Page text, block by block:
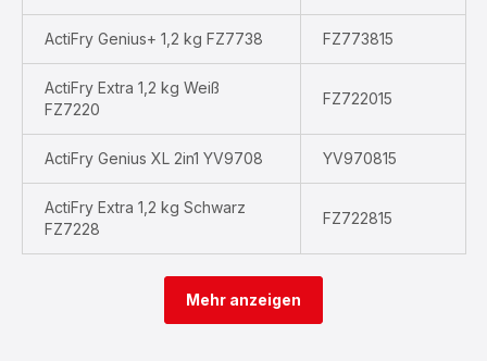
ActiFry Genius+ 1,2 kg FZ7738 FZ773815
ActiFry Extra 1,2 kg Weiß
FZ7220
FZ722015
ActiFry Genius XL 2in1 YV9708 YV970815
ActiFry Extra 1,2 kg Schwarz
FZ7228
FZ722815
Mehr anzeigen